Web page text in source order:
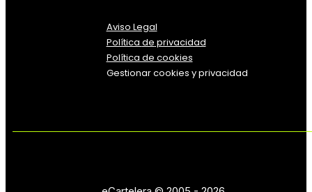
Aviso Legal
Política de privacidad
Política de cookies
Gestionar cookies y privacidad